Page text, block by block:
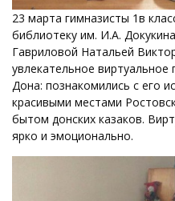
23 марта гимназисты 1в
библиотеку им. И.А.
Гавриловой Натальей
увлекательное
Дона: познакомились с его
красивыми местами
бытом донских казаков.
ярко и эмоционально.